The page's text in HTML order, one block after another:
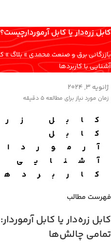
کابل زره‌دار یا کابل
بازرگانی برق و صنعت محمدی»بلاگ»
آشنایی با کاربردها
ژانویه 3, 2024
زمان مورد نیاز برای مطالعه 5 دقیقه
کابل
کابل
آشنایی
فهرست مطالب
کابل زره‌دار یا کابل
تمامی چالش‌ها